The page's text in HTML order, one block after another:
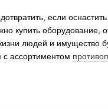
если
купить оборудование,
людей и имущество
ассортиментом